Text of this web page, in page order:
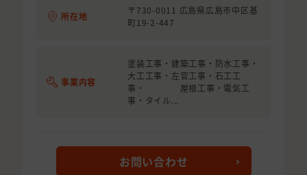
所在地
〒730-0011 広島県広島市中区基
町19-2-447
事業内容
塗装工事・建築工事・防水工事・
大工工事・左官工事・石工工
事・ 屋根工事・電気工
事・タイル...
お問い合わせ